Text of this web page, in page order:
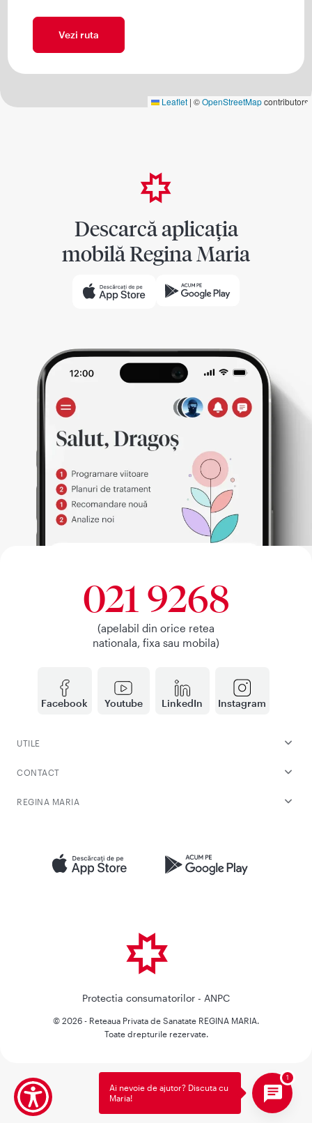
Leaflet | ©OpenStreetMapcontributors
Vezi ruta
Descarcă aplicația
mobilă Regina Maria
Facebook Youtube LinkedIn Instagram
021 9268
(apelabil din orice retea
nationala, fixa sau mobila)
UTILE
CONTACT
REGINA MARIA
Protectia consumatorilor - ANPC
© 2026 - Reteaua Privata de Sanatate REGINA MARIA.
Toate drepturile rezervate.
Ai nevoie de ajutor? Discuta cu
Maria!